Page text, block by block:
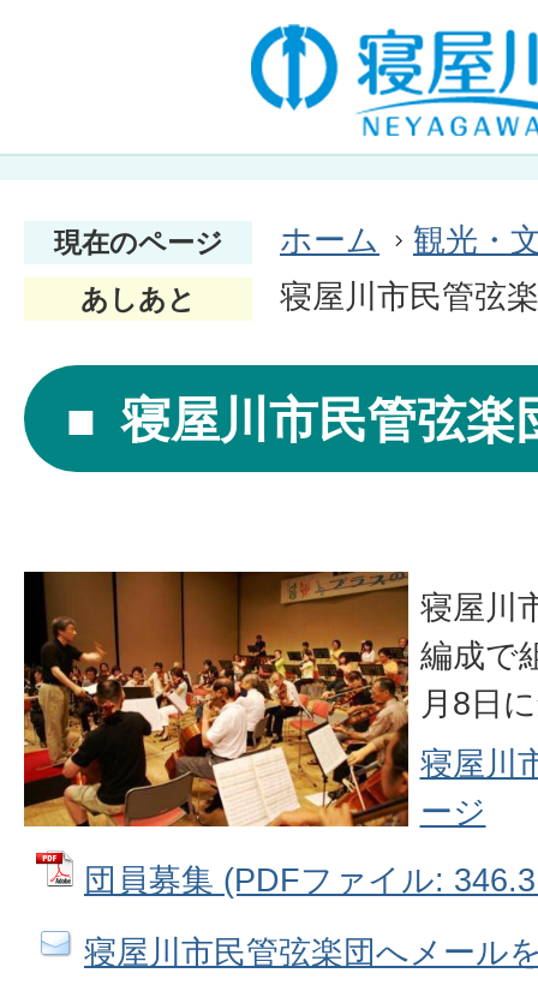
現在のページ ホーム 観光・
あしあと 寝屋川市民管弦
寝屋川市民管弦楽
寝屋川
編成で
月8日
寝屋川
ージ
団員募集 (PDFファイル:
寝屋川市民管弦楽団へメール